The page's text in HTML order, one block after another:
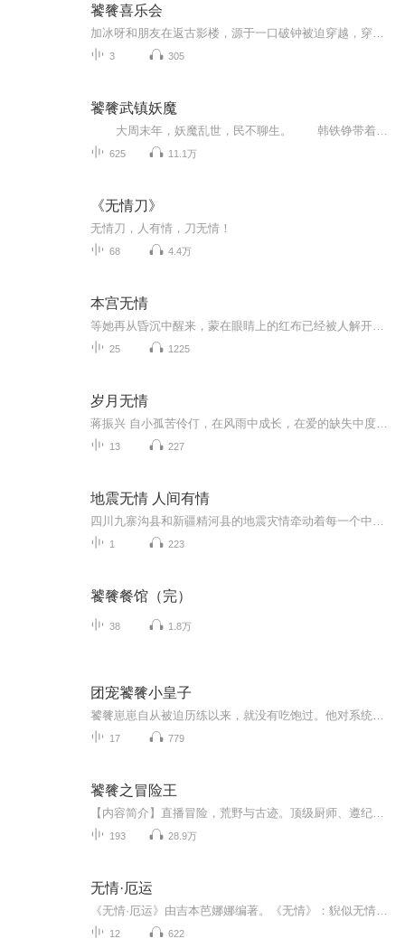
饕餮喜乐会
3 305
饕餮武镇妖魔
625 11.1万
《无情刀》
无情刀，人有情，刀无情！
68 4.4万
本宫无情
25 1225
岁月无情
13 227
地震无情 人间有情
1 223
饕餮餐馆（完）
38 1.8万
团宠饕餮小皇子
17 779
饕餮之冒险王
193 28.9万
无情·厄运
12 622